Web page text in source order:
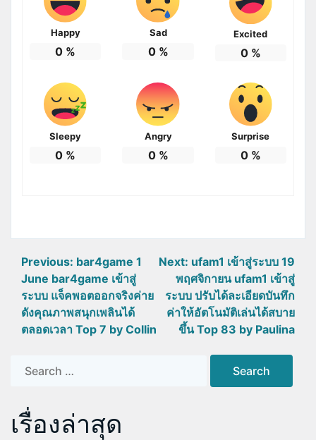
Happy
0 %
Sad
0%
Excited
0%
Sleepy
0 %
Angry
0%
Surprise
0%
แนะแนว
เรื่อง
Previous: bar4game 1
June bar4game เข้าสู่
ระบบ แจ็คพอตออกจริงค่าย
ดังคุณภาพสนุกเพลินได้
ตลอดเวลา Top 7 by Collin
Next: ufam1 เข้าสู่ระบบ 19
พฤศจิกายน ufam1 เข้าสู่
ระบบ ปรับได้ละเอียดบันทึก
ค่าให้อัตโนมัติเล่นได้สบาย
ขึ้น Top 83 by Paulina
for:
เรื่องล่าสุด